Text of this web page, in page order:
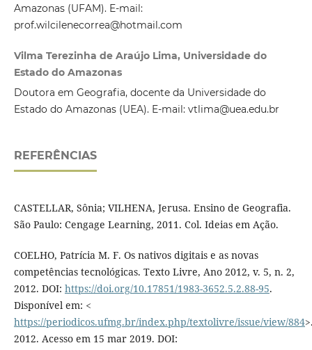
Amazonas (UFAM). E-mail:
prof.wilcilenecorrea@hotmail.com
Vilma Terezinha de Araújo Lima, Universidade do
Estado do Amazonas
Doutora em Geografia, docente da Universidade do
Estado do Amazonas (UEA). E-mail: vtlima@uea.edu.br
REFERÊNCIAS
CASTELLAR, Sônia; VILHENA, Jerusa. Ensino de Geografia.
São Paulo: Cengage Learning, 2011. Col. Ideias em Ação.
COELHO, Patrícia M. F. Os nativos digitais e as novas
competências tecnológicas. Texto Livre, Ano 2012, v. 5, n. 2,
2012. DOI: https://doi.org/10.17851/1983-3652.5.2.88-95.
Disponível em: <
https://periodicos.ufmg.br/index.php/textolivre/issue/view/884
2012. Acesso em 15 mar 2019. DOI: